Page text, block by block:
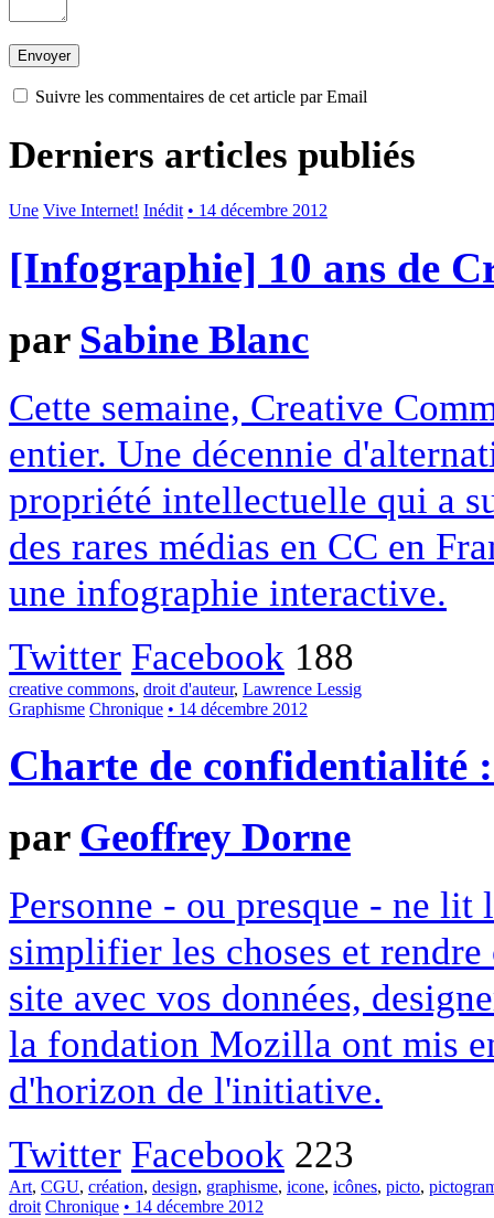
Suivre les commentaires de cet article par Email
Derniers articles publiés
Une Vive Internet! Inédit • 14 décembre 2012
[Infographie] 10 ans de
par Sabine Blanc
Cette semaine, Creative
entier. Une décennie
propriété intellectuelle qui a
des rares médias en CC en
une infographie interactive.
Twitter Facebook 188
creative commons, droit d'auteur, Lawrence Lessig
Graphisme Chronique • 14 décembre 2012
Charte de confidentialité
par Geoffrey Dorne
Personne - ou presque - ne
simplifier les choses et
site avec vos données,
la fondation Mozilla ont mis
d'horizon de l'initiative.
Twitter Facebook 223
Art, CGU, création, design, graphisme, icone, icônes, picto,
droit Chronique • 14 décembre 2012